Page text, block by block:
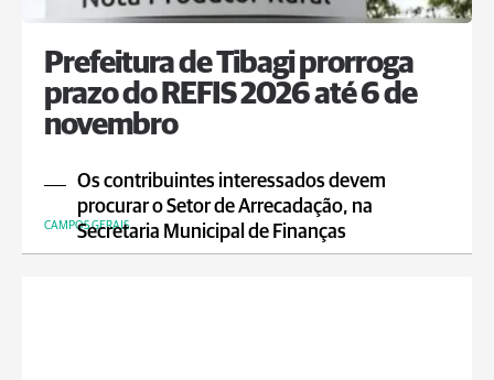
Prefeitura de Tibagi prorroga
prazo do REFIS 2026 até 6 de
novembro
Os contribuintes interessados devem
procurar o Setor de Arrecadação, na
Secretaria Municipal de Finanças
CAMPOS GERAIS